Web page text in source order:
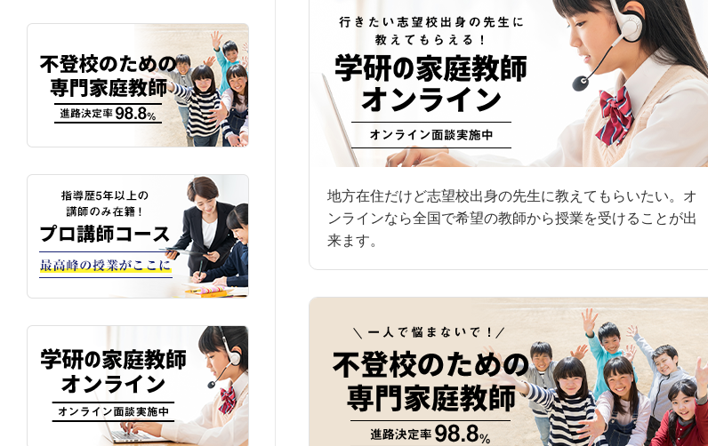
地方在住だけど志望校出身の先生に教えてもらいたい。オ
ンラインなら全国で希望の教師から授業を受けることが出
来ます。